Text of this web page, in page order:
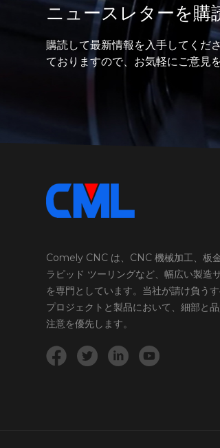
ニュースレターを購
購読して最新情報を入手してくだ
ておりますので、お気軽にご意見
Comely CNC は、CNC 機械加工、板金
ラピッド ツーリングなど、幅広い製造
を専門としています。当社が請け負う
プロジェクトと製品において、細部と
注意を優先します。